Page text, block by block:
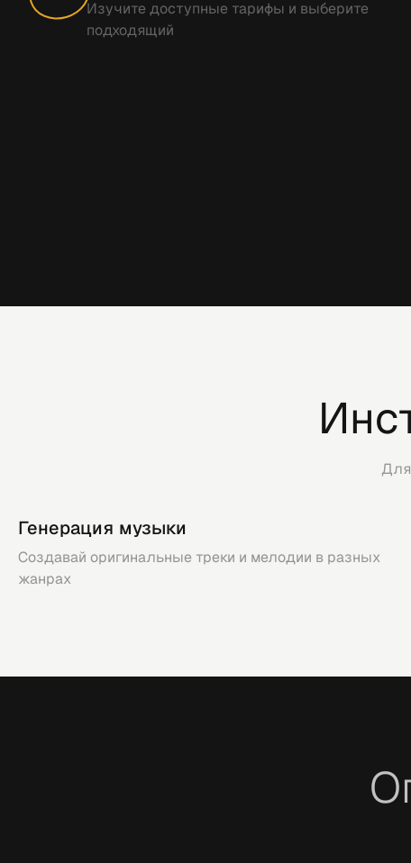
Изучите доступные тарифы и выберите
подходящий
Для
Генерация музыки
Создавай оригинальные треки и мелодии в разных
жанрах